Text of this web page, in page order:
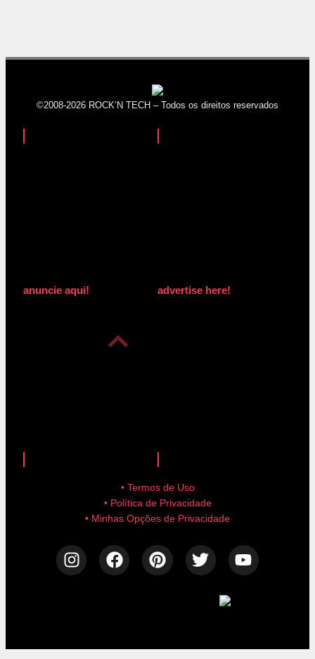
©2008-2026 ROCK’N TECH – Todos os direitos reservados
anuncie aqui! advertise here!
• Termos de Uso
• Política de Privacidade
• Minhas Opções de Privacidade